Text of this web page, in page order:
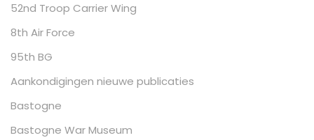
52nd Troop Carrier Wing
8th Air Force
95th BG
Aankondigingen nieuwe publicaties
Bastogne
Bastogne War Museum